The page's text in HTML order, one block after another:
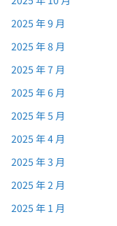
2025 年 9 月
2025 年 8 月
2025 年 7 月
2025 年 6 月
2025 年 5 月
2025 年 4 月
2025 年 3 月
2025 年 2 月
2025 年 1 月